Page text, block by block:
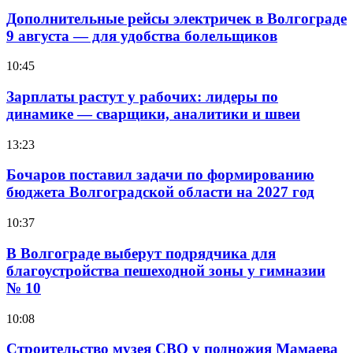
Дополнительные рейсы электричек в Волгограде
9 августа — для удобства болельщиков
10:45
Зарплаты растут у рабочих: лидеры по
динамике — сварщики, аналитики и швеи
13:23
Бочаров поставил задачи по формированию
бюджета Волгоградской области на 2027 год
10:37
В Волгограде выберут подрядчика для
благоустройства пешеходной зоны у гимназии
№ 10
10:08
Строительство музея СВО у подножия Мамаева